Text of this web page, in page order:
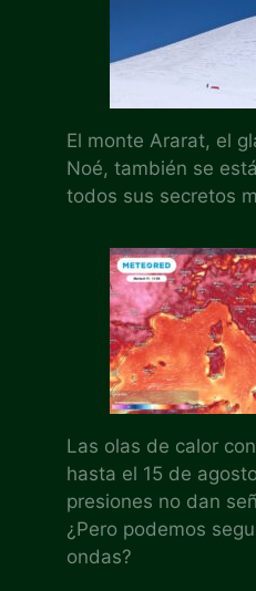
El monte Ararat, el
Noé, también se
todos sus secretos
Las olas de calor
hasta el 15 de
presiones no dan
¿Pero podemos
ondas?